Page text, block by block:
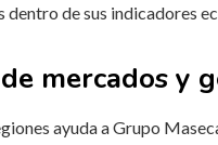
dentro de sus indicadores
mercados y
ayuda a Grupo